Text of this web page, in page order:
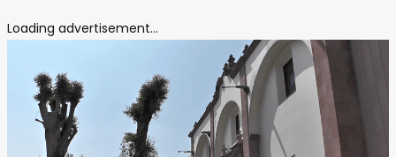
Loading advertisement...